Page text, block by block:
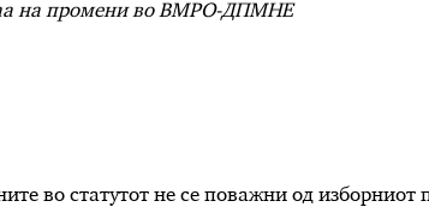
на промени во ВМРО-ДПМНЕ
во статутот не се поважни од изборниот